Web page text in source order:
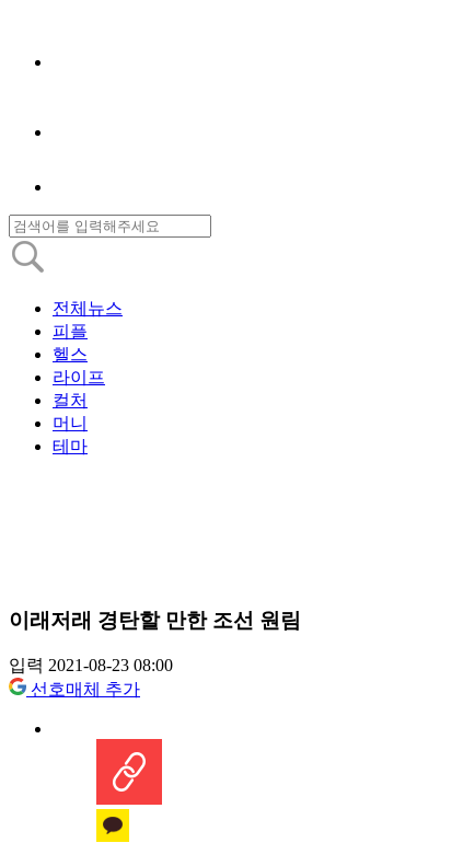
전체뉴스
피플
헬스
라이프
컬처
머니
테마
이래저래 경탄할 만한 조선 원림
입력 2021-08-23 08:00
선호매체 추가